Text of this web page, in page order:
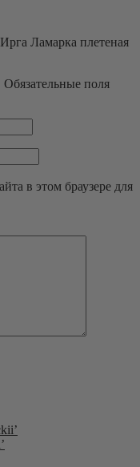
Ламарка плетеная
Обязательные поля
в этом браузере для